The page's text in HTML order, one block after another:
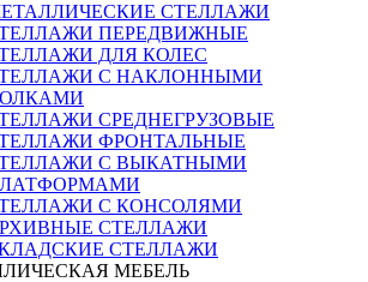
СТЕЛЛАЖИ
ПЕРЕДВИЖНЫЕ
ДЛЯ КОЛЕС
С НАКЛОННЫМИ
СРЕДНЕГРУЗОВЫЕ
ФРОНТАЛЬНЫЕ
С ВЫКАТНЫМИ
С КОНСОЛЯМИ
СТЕЛЛАЖИ
СТЕЛЛАЖИ
МЕБЕЛЬ